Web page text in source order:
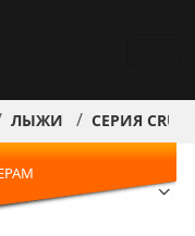
ЛЫЖИ СЕРИЯ CRUX